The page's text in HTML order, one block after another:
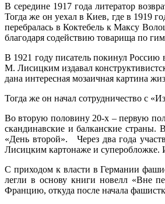
В середине 1917 года литератор
Тогда же он уехал в Киев, где в 1919
перебралась в Коктебель к Максу
благодаря содействию товарища по
В 1921 году писатель покинул Россию
М. Лисицким издавал
дана интересная мозаичная картина
Тогда же он начал сотрудничество с
Во вторую половину 20-х – первую
скандинавские и балканские
«День второй». Через два года
Лисицким картонаже и суперобложке.
С приходом к власти в Германии
легли в основу книги новелл «Вне
Францию, откуда после начала